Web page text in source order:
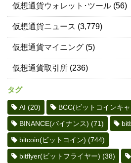
仮想通貨ウォレット･ツール (56)
仮想通貨ニュース (3,779)
仮想通貨マイニング (5)
仮想通貨取引所 (236)
タグ
AI (20) BCC(ビットコインキ
BINANCE(バイナンス) (71)
bitcoin(ビットコイン) (744)
bitflyer(ビットフライヤー) (38)